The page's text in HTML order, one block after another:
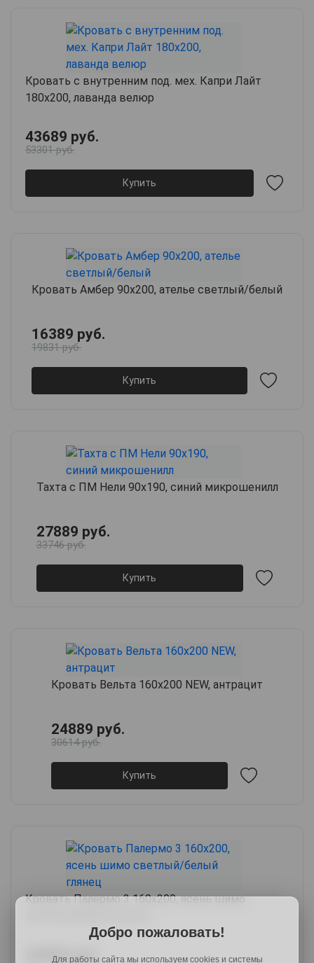
Кровать с внутренним под. мех. Капри Лайт
180х200, лаванда велюр
43689 руб.
53301 руб.
Купить
Кровать Амбер 90х200, ателье светлый/белый
16389 руб.
19831 руб.
Купить
Тахта с ПМ Нели 90х190, синий микрошенилл
27889 руб.
33746 руб.
Купить
Кровать Вельта 160х200 NEW, антрацит
24889 руб.
30614 руб.
Купить
Кровать Палермо 3 160х200, ясень шимо
24689 руб.
Добро пожаловать!
Для работы сайта мы используем cookies и системы